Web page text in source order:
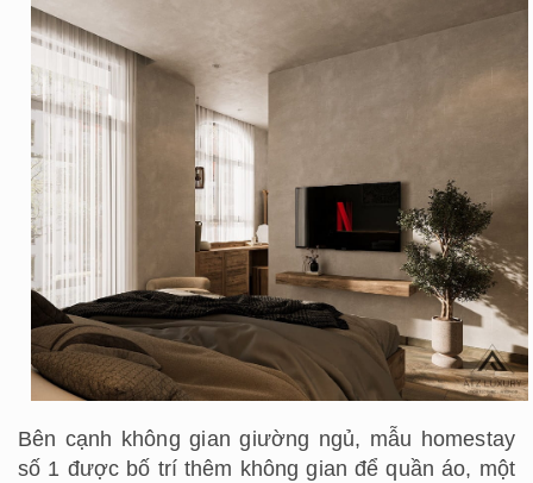
Bên cạnh không gian giường ngủ, mẫu homestay
số 1 được bố trí thêm không gian để quần áo, một